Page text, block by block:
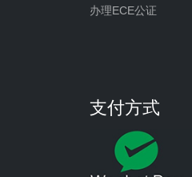
办理ECE公证
支付方式